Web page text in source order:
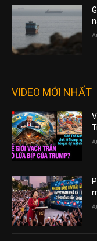
VIDEO MỚI NHẤT